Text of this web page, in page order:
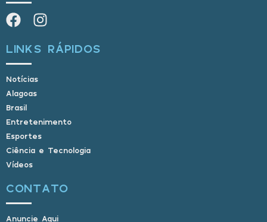
LINKS RÁPIDOS
Notícias
Alagoas
Brasil
Entretenimento
Esportes
Ciência e Tecnologia
Vídeos
CONTATO
Anuncie Aqui